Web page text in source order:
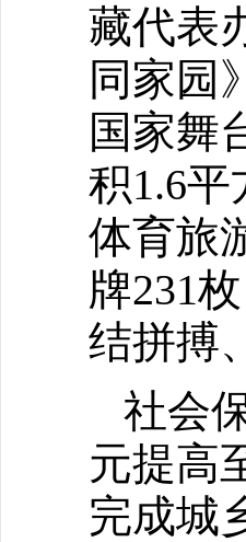
藏代表
同家园
国家舞
积1.6
体育旅
牌231
结拼搏
社会
元提高
完成城